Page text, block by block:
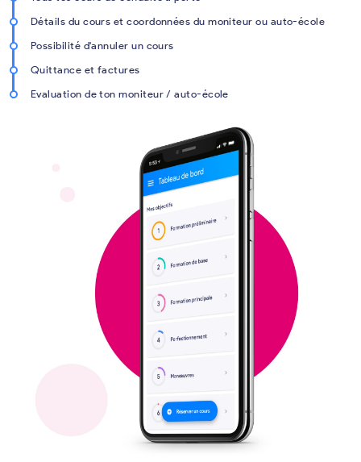
Détails du cours et coordonnées du moniteur ou auto-école
Possibilité d'annuler un cours
Quittance et factures
Evaluation de ton moniteur / auto-école